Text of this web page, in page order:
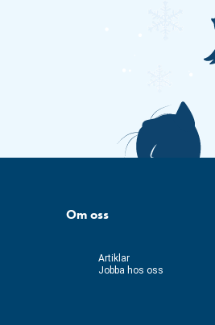
Om oss
Artiklar
Jobba hos oss